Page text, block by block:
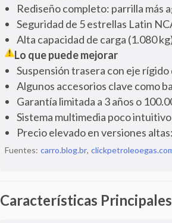
Rediseño completo: parrilla más
Seguridad de 5 estrellas Latin
Alta capacidad de carga (1.080
Lo que puede mejorar
Suspensión trasera con eje
Algunos accesorios clave como
Garantía limitada a 3 años o
Sistema multimedia poco
Precio elevado en versiones
Fuentes: carro.blog.br,
Características Principales